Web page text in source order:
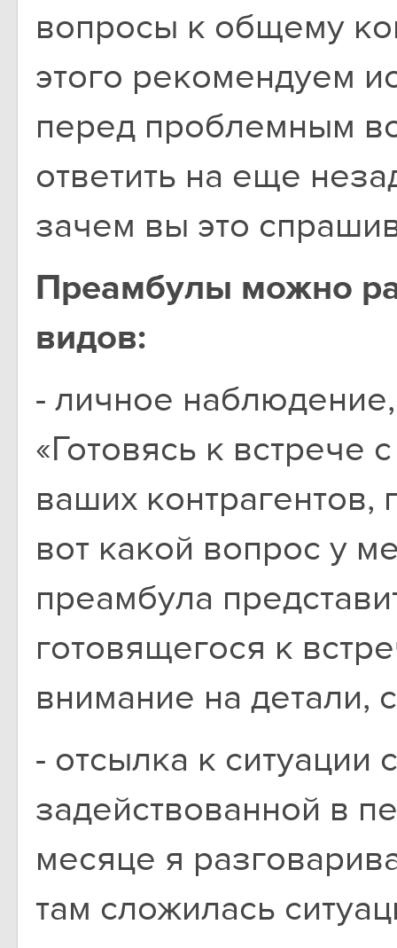
вопросы к общему
этого рекомендуем
перед проблемным
ответить на еще
зачем вы это
Преамбулы можно
видов:
- личное
«Готовясь к встрече
ваших контрагентов,
вот какой вопрос у
преамбула
готовящегося к
внимание на детали,
- отсылка к ситуации
задействованной в
месяце я
там сложилась